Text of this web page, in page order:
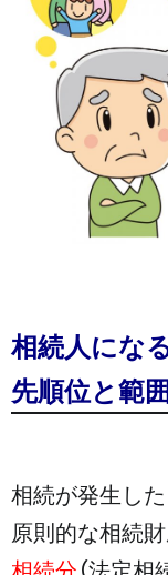
相続人にな
先順位と範
相続が発生し
原則的な相続財